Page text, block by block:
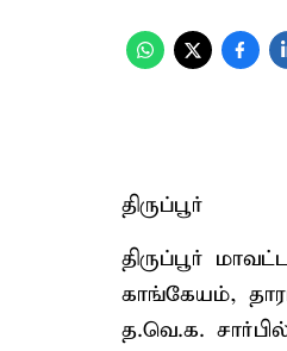
திருப்பூர்
திருப்பூர்
காங்கேயம்,
த.வெ.க.